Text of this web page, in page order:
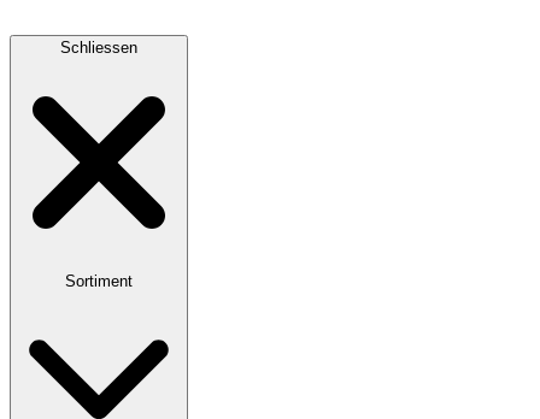
Schliessen
Sortiment